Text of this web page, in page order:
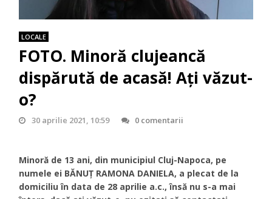
LOCALE
FOTO. Minoră clujeancă
dispărută de acasă! Ați văzut-
o?
30 aprilie 2021, 10:59 0 comentarii
Minoră de 13 ani, din municipiul Cluj-Napoca, pe
numele ei BĂNUȚ RAMONA DANIELA, a plecat de la
domiciliu în data de 28 aprilie a.c., însă nu s-a mai